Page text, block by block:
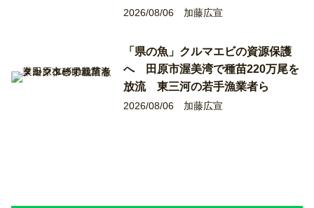
2026/08/06 加藤広宣
「県の魚」クルマエビの資源保護
へ 田原市渥美湾で種苗220万尾を
放流 東三河の若手漁業者ら
2026/08/06 加藤広宣